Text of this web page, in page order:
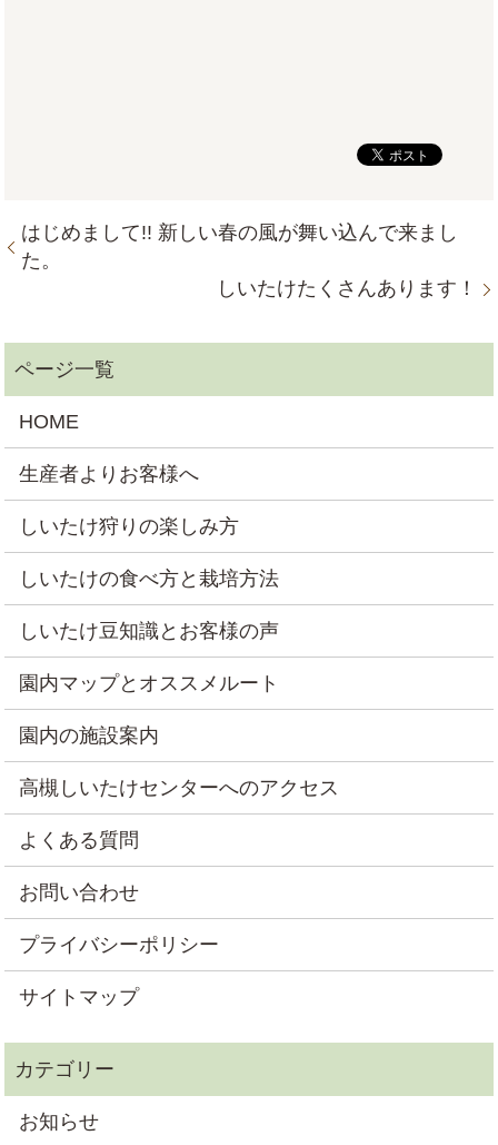
はじめまして!! 新しい春の風が舞い込んで来まし
た。
しいたけたくさんあります！
HOME
生産者よりお客様へ
しいたけ狩りの楽しみ方
しいたけの食べ方と栽培方法
しいたけ豆知識とお客様の声
園内マップとオススメルート
園内の施設案内
高槻しいたけセンターへのアクセス
よくある質問
お問い合わせ
プライバシーポリシー
サイトマップ
お知らせ